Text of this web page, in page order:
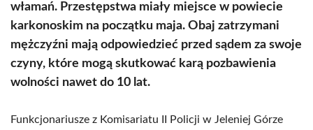
włamań. Przestępstwa miały miejsce w powiecie
karkonoskim na początku maja. Obaj zatrzymani
mężczyźni mają odpowiedzieć przed sądem za swoje
czyny, które mogą skutkować karą pozbawienia
wolności nawet do 10 lat.
Funkcjonariusze z Komisariatu II Policji w Jeleniej Górze